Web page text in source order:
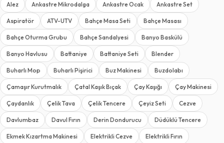
Alez Ankastre Mikrodalga Ankastre Ocak Ankastre Set
Aspiratör ATV-UTV Bahçe Masa Seti Bahçe Masası
Bahçe Oturma Grubu Bahçe Sandalyesi Banyo Baskülü
Banyo Havlusu Battaniye Battaniye Seti Blender
Buharlı Mop Buharlı Pişirici Buz Makinesi Buzdolabı
Çamaşır Kurutmalık Çatal Kaşık Bıçak Çay Kaşığı Çay Makinesi
Çaydanlık Çelik Tava Çelik Tencere Çeyiz Seti Cezve
Davlumbaz Davul Fırın Derin Dondurucu Düdüklü Tencere
Ekmek Kızartma Makinesi Elektrikli Cezve Elektrikli Fırın